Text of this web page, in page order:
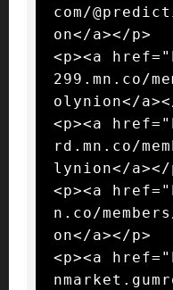
com/
on</a></p>
<p><a
299.mn.co/
olynion</
<p><a
rd.mn.co/
lynion</a></
<p><a
n.co/
on</a></p>
<p><a